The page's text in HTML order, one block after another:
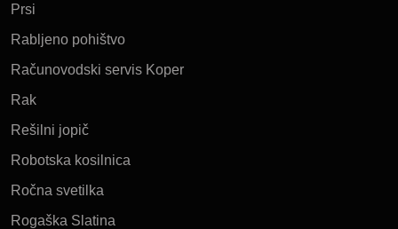
Prsi
Rabljeno pohištvo
Računovodski servis Koper
Rak
Rešilni jopič
Robotska kosilnica
Ročna svetilka
Rogaška Slatina